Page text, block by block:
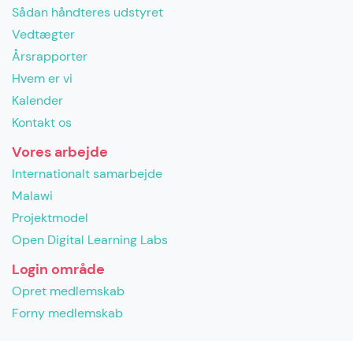
Sådan håndteres udstyret
Vedtægter
Årsrapporter
Hvem er vi
Kalender
Kontakt os
Vores arbejde
Internationalt samarbejde
Malawi
Projektmodel
Open Digital Learning Labs
Login område
Opret medlemskab
Forny medlemskab